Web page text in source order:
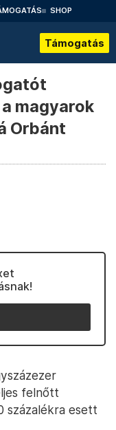
SHOP
Támogatás
magyarok
Orbánt
felnőtt
százalékra esett